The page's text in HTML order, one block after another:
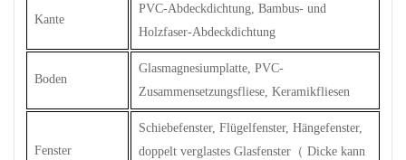
Kante
PVC-Abdeckdichtung, Bambus- und
Holzfaser-Abdeckdichtung
Boden
Glasmagnesiumplatte, PVC-
Zusammensetzungsfliese, Keramikfliesen
Fenster
Schiebefenster, Flügelfenster, Hängefenster,
doppelt verglastes Glasfenster （ Dicke kann